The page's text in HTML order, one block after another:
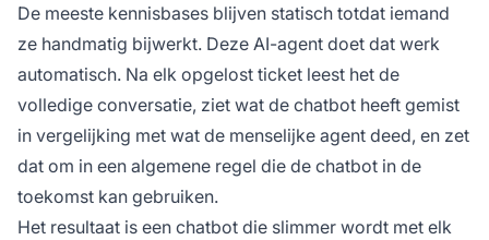
De meeste kennisbases blijven statisch totdat iemand
ze handmatig bijwerkt. Deze AI-agent doet dat werk
automatisch. Na elk opgelost ticket leest het de
volledige conversatie, ziet wat de chatbot heeft gemist
in vergelijking met wat de menselijke agent deed, en zet
dat om in een algemene regel die de chatbot in de
toekomst kan gebruiken.
Het resultaat is een chatbot die slimmer wordt met elk